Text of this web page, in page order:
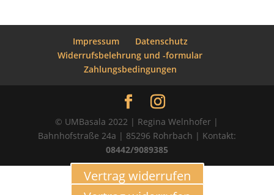
Impressum
Datenschutz
Widerrufsbelehrung und -formular
Zahlungsbedingungen
© UMBasala 2022 | Regina Welnhofer |
Bahnhofstraße 24a | 85296 Rohrbach | Kontakt:
08442/9089385
Vertrag widerrufen